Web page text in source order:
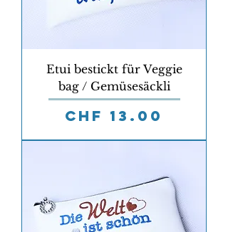
Etui bestickt für Veggie
bag / Gemüsesäckli
Preis
CHF 13.00